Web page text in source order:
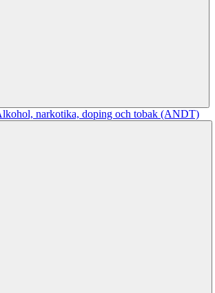
narkotika, doping och tobak (ANDT)